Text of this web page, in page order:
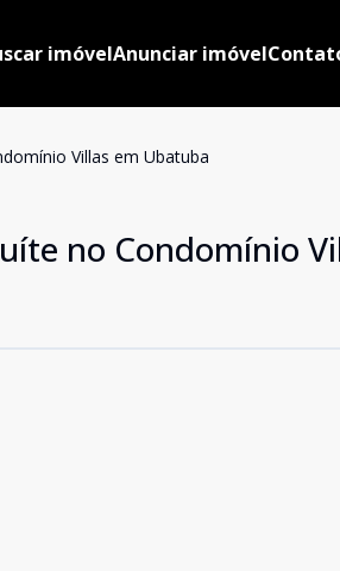
imóvelAnunciar imóvel
Villas em Ubatuba
no Condomínio